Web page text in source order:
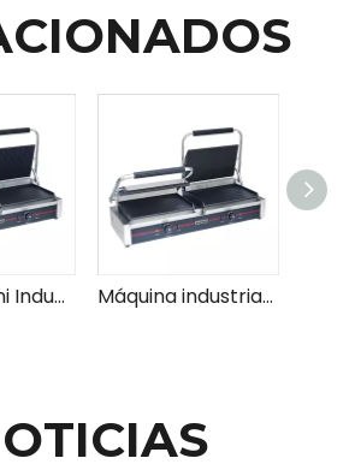
Panini Panini Industrial Press para uso comercial Buena parrilla Panini con temperatura ajustable para sándwiches paninis y más Máquina industrial comercial de Panini Panini Press para restaurantes Cafes fabricante de Panini de grado profesional con control de temperatura ajustable